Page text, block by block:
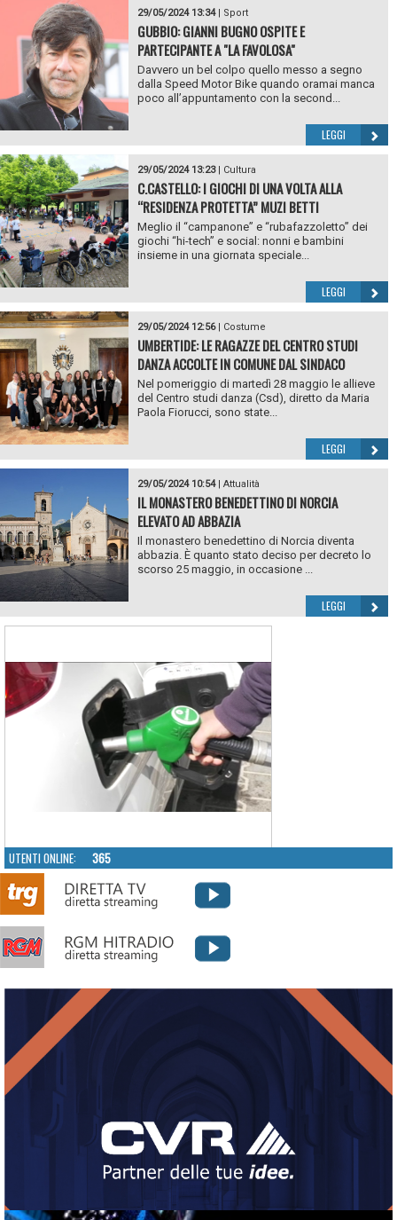
29/05/2024 13:34| Sport
GUBBIO: GIANNI BUGNO OSPITE E
PARTECIPANTE A "LA FAVOLOSA"
Davvero un bel colpo quello messo a segno
dalla Speed Motor Bike quando oramai manca
poco all’appuntamento con la second...
LEGGI
29/05/2024 13:23| Cultura
C.CASTELLO: I GIOCHI DI UNA VOLTA ALLA
“RESIDENZA PROTETTA” MUZI BETTI
Meglio il “campanone” e “rubafazzoletto” dei
giochi “hi-tech” e social: nonni e bambini
insieme in una giornata speciale...
LEGGI
29/05/2024 12:56| Costume
UMBERTIDE: LE RAGAZZE DEL CENTRO STUDI
DANZA ACCOLTE IN COMUNE DAL SINDACO
Nel pomeriggio di martedì 28 maggio le allieve
del Centro studi danza (Csd), diretto da Maria
Paola Fiorucci, sono state...
LEGGI
29/05/2024 10:54| Attualità
IL MONASTERO BENEDETTINO DI NORCIA
ELEVATO AD ABBAZIA
Il monastero benedettino di Norcia diventa
abbazia. È quanto stato deciso per decreto lo
scorso 25 maggio, in occasione ...
LEGGI
UTENTI ONLINE: 365